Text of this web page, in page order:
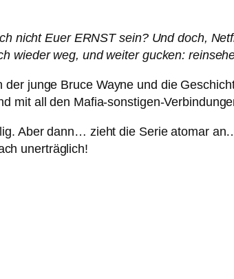
nicht Euer ERNST sein? Und doch,
wieder weg, und weiter gucken:
junge Bruce Wayne und die
mit all den Mafia-sonstigen-
Aber dann… zieht die Serie atomar
unerträglich!